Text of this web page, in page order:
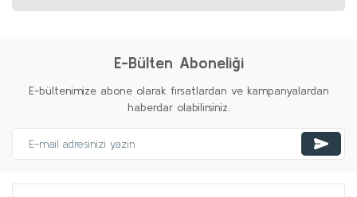
E-Bülten Aboneliği
E-bültenimize abone olarak fırsatlardan ve kampanyalardan
haberdar olabilirsiniz.